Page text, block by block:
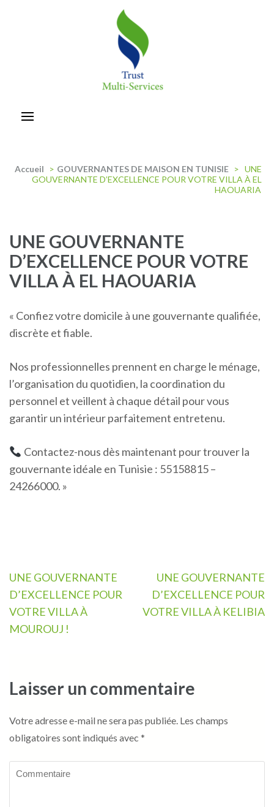
Accueil > GOUVERNANTES DE MAISON EN TUNISIE > UNE
GOUVERNANTE D’EXCELLENCE POUR VOTRE VILLA À EL
HAOUARIA
UNE GOUVERNANTE
D’EXCELLENCE POUR VOTRE
VILLA À EL HAOUARIA
« Confiez votre domicile à une gouvernante qualifiée,
discrète et fiable.
Nos professionnelles prennent en charge le ménage,
l’organisation du quotidien, la coordination du
personnel et veillent à chaque détail pour vous
garantir un intérieur parfaitement entretenu.
Contactez-nous dès maintenant pour trouver la
gouvernante idéale en Tunisie : 55158815 –
24266000. »
Navigation
de
l’article
UNE GOUVERNANTE
D’EXCELLENCE POUR
VOTRE VILLA À
MOUROUJ !
UNE GOUVERNANTE
D’EXCELLENCE POUR
VOTRE VILLA À KELIBIA
Laisser un commentaire
Votre adresse e-mail ne sera pas publiée. Les champs
obligatoires sont indiqués avec *
Commentaire